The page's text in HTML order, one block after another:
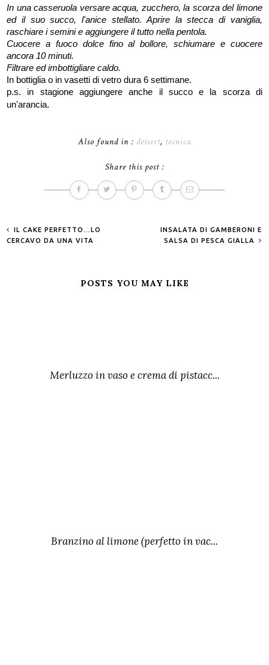
In una casseruola versare acqua, zucchero, la scorza del limone
ed il suo succo, l'anice stellato. Aprire la stecca di vaniglia,
raschiare i semini e aggiungere il tutto nella pentola.
Cuocere a fuoco dolce fino al bollore, schiumare e cuocere
ancora 10 minuti.
Filtrare ed imbottigliare caldo.
In bottiglia o in vasetti di vetro dura 6 settimane.
p.s. in stagione aggiungere anche il succo e la scorza di
un'arancia.
Also found in : dessert, tecnica
Share this post :
IL CAKE PERFETTO...LO
CERCAVO DA UNA VITA
INSALATA DI GAMBERONI E
SALSA DI PESCA GIALLA
POSTS YOU MAY LIKE
Merluzzo in vaso e crema di pistacc...
Branzino al limone (perfetto in vac...